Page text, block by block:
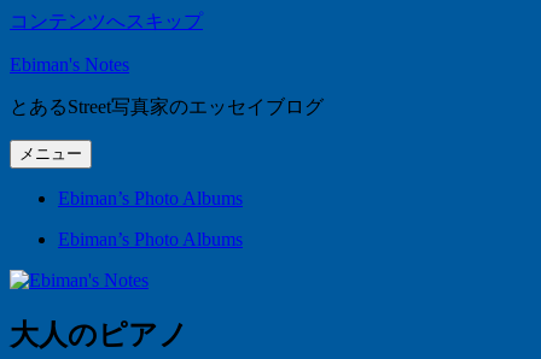
コンテンツへスキップ
Ebiman's Notes
とあるStreet写真家のエッセイブログ
メニュー
Ebiman’s Photo Albums
Ebiman’s Photo Albums
大人のピアノ